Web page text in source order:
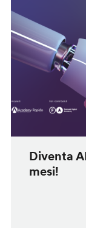
Diventa
mesi!